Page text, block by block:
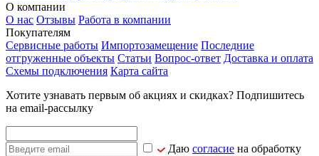
О компании
О нас Отзывы Работа в компании
Покупателям
Сервисные работы Импортозамещение Последние
отгруженные объекты Статьи Вопрос-ответ Доставка и оплата
Схемы подключения Карта сайта
Хотите узнавать первым об акциях и скидках? Подпишитесь
на email-рассылку
Даю согласие на обработку